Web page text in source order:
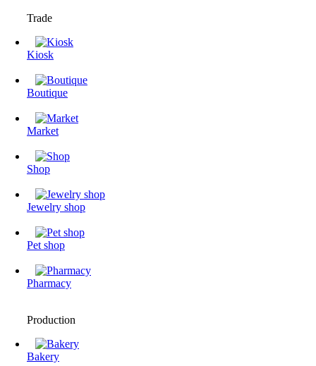
Trade
Kiosk
Boutique
Market
Shop
Jewelry shop
Pet shop
Pharmacy
Production
Bakery